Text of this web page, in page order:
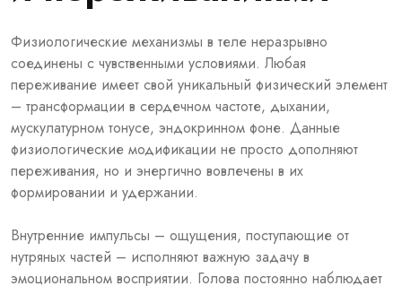
Физиологические механизмы в теле неразрывно
соединены с чувственными условиями. Любая
переживание имеет свой уникальный физический элемент
– трансформации в сердечном частоте, дыхании,
мускулатурном тонусе, эндокринном фоне. Данные
физиологические модификации не просто дополняют
переживания, но и энергично вовлечены в их
формировании и удержании.
Внутренние импульсы – ощущения, поступающие от
нутряных частей – исполняют важную задачу в
эмоциональном восприятии. Голова постоянно наблюдает